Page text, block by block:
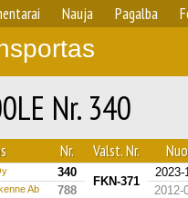
Nauja Pagalba
Nr. 340
Nr. Valst. Nr.
340
FKN-371
2023-
Ab 788 2012-